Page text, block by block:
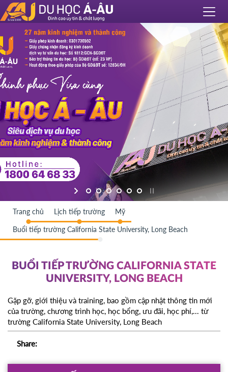
Trang chủ Lịch tiếp trường Mỹ
Buổi tiếp trường California State University, Long Beach
BUỔI TIẾP TRƯỜNG CALIFORNIA STATE
UNIVERSITY, LONG BEACH
Gặp gỡ, giới thiệu và training, bao gồm cập nhật thông tin mới
của trường, chương trình học, học bổng, ưu đãi, học phí,... từ
trường California State University, Long Beach
Share: